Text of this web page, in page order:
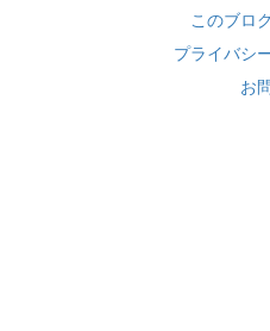
このブロ
プライバシ
お